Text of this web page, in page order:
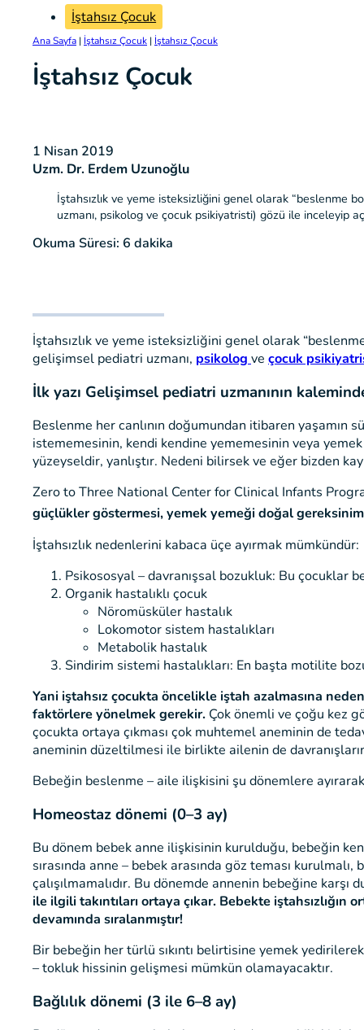
İştahsız Çocuk
Ana Sayfa | İştahsız Çocuk | İştahsız Çocuk
İştahsız Çocuk
1 Nisan 2019
Uzm. Dr. Erdem Uzunoğlu
İştahsızlık ve yeme isteksizliğini genel olarak “beslenme
uzmanı, psikolog ve çocuk psikiyatristi) gözü ile inceleyip
Okuma Süresi: 6 dakika
İştahsızlık ve yeme isteksizliğini genel olarak
gelişimsel pediatri uzmanı, psikologve çocuk
İlk yazı Gelişimsel pediatri uzmanının
Beslenme her canlının doğumundan itibaren yaşamın
istememesinin, kendi kendine yememesinin veya
yüzeyseldir, yanlıştır. Nedeni bilirsek ve eğer bizden
Zero to Three National Center for Clinical Infants
güçlükler göstermesi, yemek yemeği doğal
İştahsızlık nedenlerini kabaca üçe ayırmak mümkündür:
Psikososyal – davranışsal bozukluk: Bu çocuklar
Organik hastalıklı çocuk
Nöromüsküler hastalık
Lokomotor sistem hastalıkları
Metabolik hastalık
Sindirim sistemi hastalıkları: En başta motilite
Yani iştahsız çocukta öncelikle iştah azalmasına
faktörlere yönelmek gerekir. Çok önemli ve çoğu kez
çocukta ortaya çıkması çok muhtemel aneminin de
aneminin düzeltilmesi ile birlikte ailenin de
Bebeğin beslenme – aile ilişkisini şu dönemlere
Homeostaz dönemi (0–3 ay)
Bu dönem bebek anne ilişkisinin kurulduğu, bebeğin
sırasında anne – bebek arasında göz teması
çalışılmamalıdır. Bu dönemde annenin bebeğine
ile ilgili takıntıları ortaya çıkar. Bebekte
devamında sıralanmıştır!
Bir bebeğin her türlü sıkıntı belirtisine yemek
– tokluk hissinin gelişmesi mümkün olamayacaktır.
Bağlılık dönemi (3 ile 6–8 ay)